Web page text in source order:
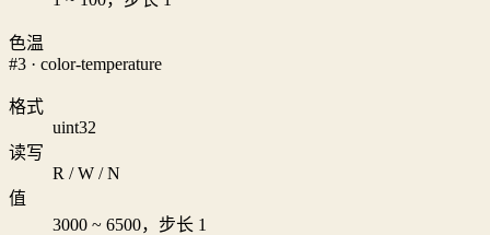
色温
#3 · color-temperature
格式
uint32
读写
R / W / N
值
3000 ~ 6500，步长 1